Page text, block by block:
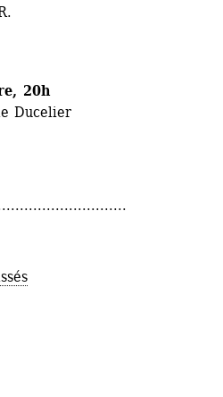
20h
Ducelier